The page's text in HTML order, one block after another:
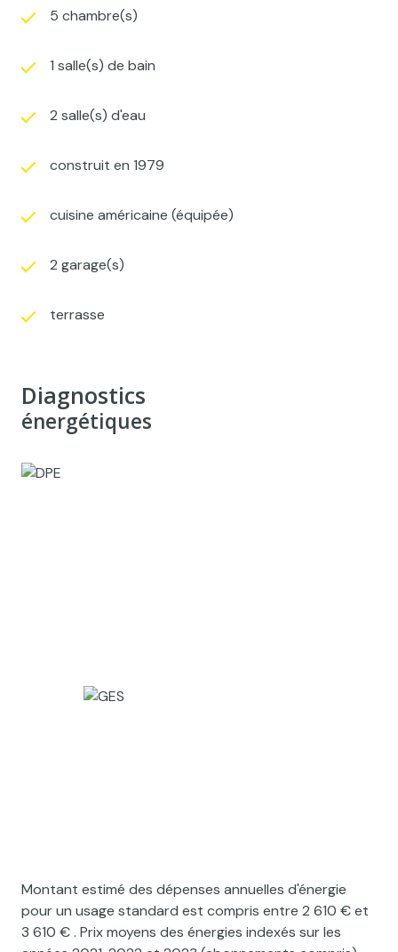
5 chambre(s)
1 salle(s) de bain
2 salle(s) d'eau
construit en 1979
cuisine américaine (équipée)
2 garage(s)
terrasse
Diagnostics
énergétiques
Montant estimé des dépenses annuelles d'énergie
pour un usage standard est compris entre 2 610 € et
3 610 € . Prix moyens des énergies indexés sur les